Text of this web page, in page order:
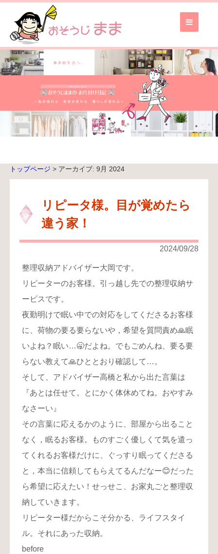
お
そ
う
じ
ブ
ロ
見
お
合
わ
トップページ > アーカイブ: 9月 2024
リピータ様。目が覚めたら
違う家！
2024/09/28
整理収納アドバイザー大岡です。
リピーターのお客様。引っ越し先での整理収納サ
ービスです。
夜勤明けで眠い中での対応をしてくださるお客様
に、荷物の要る要らないや，希望を質問責め🙏眠
いよね？眠い…🥱だよね。でもごめんね、要る要
らない教えて🙏ひととおり確認して…。
そして、アドバイザー高橋と私から出た言葉は
『あとは任せて。とにかく体休めてね。おやすみ
なさーい』
その言葉に応えるかのように、部屋から出ること
なく，眠るお客様。ものすごく優しくて気を遣っ
てくれるお客様だけに、ぐっすり眠ってくださる
と，本当に信頼してもらえてるんだなー😊だった
ら希望に応えたい！せっせこ、お家丸ごと整理収
納していきます。
リピーター様だからこそ分かる、ライフスタイ
ル。それにあった収納。
before